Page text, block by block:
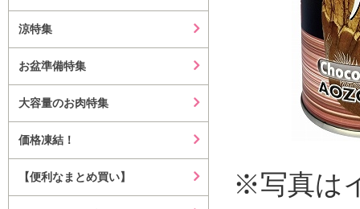
涼特集
お盆準備特集
大容量のお肉特集
価格凍結！
【便利なまとめ買い】
※写真は